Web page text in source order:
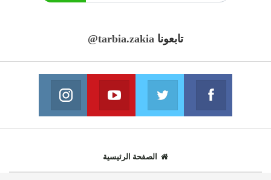
تابعونا @tarbia.zakia
فايسبوك
انضم الينا انضم الينا
يوتيوب
انضم الينا
الصفحة الرئيسية